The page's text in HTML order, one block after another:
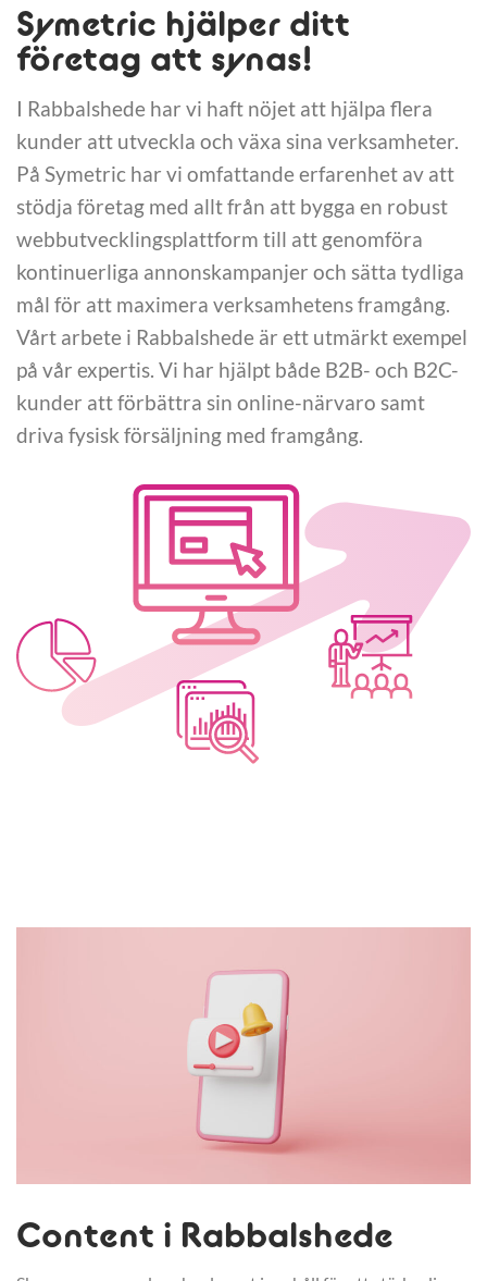
Symetric hjälper ditt
företag att synas!
I Rabbalshede har vi haft nöjet att hjälpa flera
kunder att utveckla och växa sina verksamheter.
På Symetric har vi omfattande erfarenhet av att
stödja företag med allt från att bygga en robust
webbutvecklingsplattform till att genomföra
kontinuerliga annonskampanjer och sätta tydliga
mål för att maximera verksamhetens framgång.
Vårt arbete i Rabbalshede är ett utmärkt exempel
på vår expertis. Vi har hjälpt både B2B- och B2C-
kunder att förbättra sin online-närvaro samt
driva fysisk försäljning med framgång.
Content i Rabbalshede